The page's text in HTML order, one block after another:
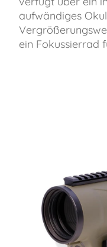
aufwändiges
ein Fokussierrad